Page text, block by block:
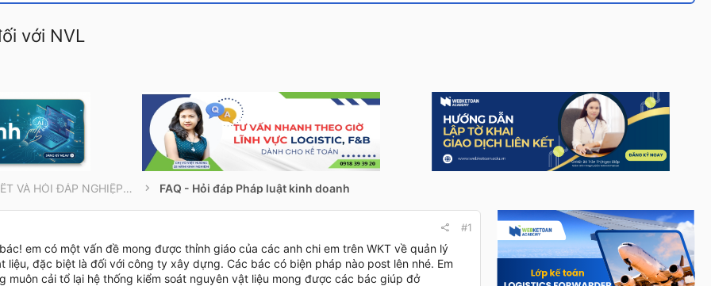
với NVL
THÔNG TIN CẦN BIẾT VÀ HỎI ĐÁP NGHIỆP VỤ FAQ - Hỏi đáp Pháp luật kinh doanh
#1
em có một vấn đề mong được thỉnh giáo của các anh chi em trên WKT về quản lý
liệu, đặc biệt là đối với công ty xây dựng. Các bác có biện pháp nào post lên nhé. Em
muôn cải tổ lại hệ thống kiểm soát nguyên vật liệu mong được các bác giúp đở